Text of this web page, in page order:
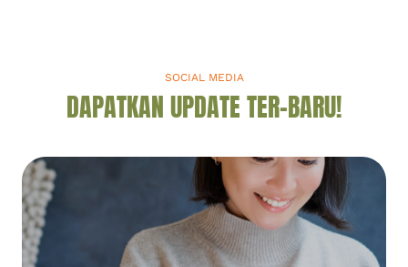
SOCIAL MEDIA
DAPATKAN UPDATE TER-BARU!